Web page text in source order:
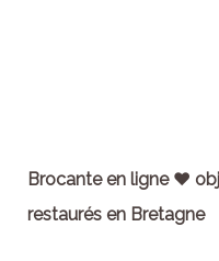
Brocante en ligne ♥
restaurés en Bretagne